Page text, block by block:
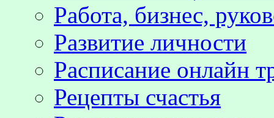
Работа, бизнес,
Развитие личности
Расписание онлайн
Рецепты счастья